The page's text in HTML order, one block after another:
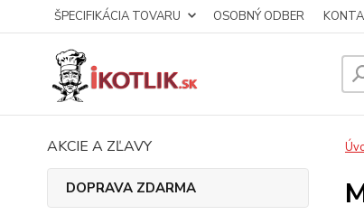
ŠPECIFIKÁCIA TOVARU OSOBNÝ ODBER
AKCIE A ZĽAVY
DOPRAVA ZDARMA